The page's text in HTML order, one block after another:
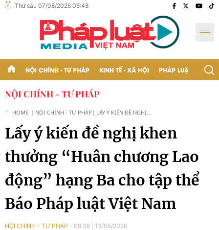
Thứ sáu 07/08/2026 05:48
NỘI CHÍNH - TƯ PHÁP KINH TẾ - XÃ HỘI PHÁP LUẬT - BẠN
NỘI CHÍNH - TƯ PHÁP
HOME | NỘI CHÍNH - TƯ PHÁP | LẤY Ý KIẾN ĐỀ NGHỊ
CHƯƠNG LAO ĐỘNG”
HẠNG BA CHO TẬP THỂ
NAM
Lấy ý kiến đề nghị khen
thưởng “Huân chương Lao
động” hạng Ba cho tập thể
Báo Pháp luật Việt Nam
NỘI CHÍNH - TƯ PHÁP 09:38 13/05/2026